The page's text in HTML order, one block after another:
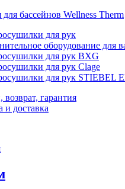
бассейнов Wellness Therm
для рук
оборудование для
для рук BXG
для рук Clage
для рук STIEBEL
гарантия
и доставка